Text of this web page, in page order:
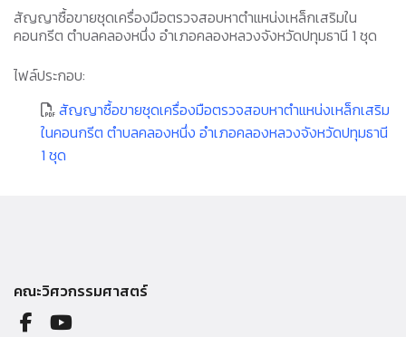
สัญญาซื้อขายชุดเครื่องมือตรวจสอบหาตำแหน่งเหล็กเสริมใน
คอนกรีต ตำบลคลองหนึ่ง อำเภอคลองหลวงจังหวัดปทุมธานี 1 ชุด
ไฟล์ประกอบ:
สัญญาซื้อขายชุดเครื่องมือตรวจสอบหาตำแหน่งเหล็กเสริม
ในคอนกรีต ตำบลคลองหนึ่ง อำเภอคลองหลวงจังหวัดปทุมธานี
1 ชุด
คณะวิศวกรรมศาสตร์